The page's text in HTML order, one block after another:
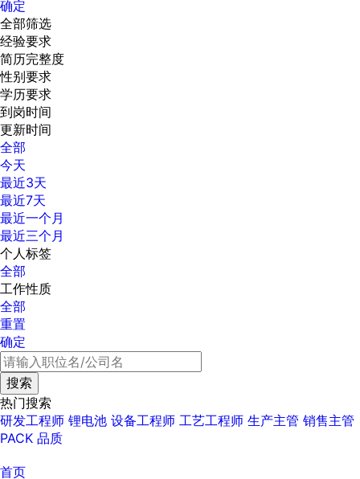
确定
全部筛选
经验要求
简历完整度
性别要求
学历要求
到岗时间
更新时间
全部
今天
最近3天
最近7天
最近一个月
最近三个月
个人标签
全部
工作性质
全部
重置
确定
热门搜索
研发工程师 锂电池 设备工程师 工艺工程师 生产主管 销售主管
PACK 品质
首页